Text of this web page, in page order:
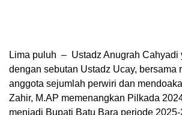
Lima puluh – Ustadz Anugrah Cahyadi
dengan sebutan Ustadz Ucay, bersama
anggota sejumlah perwiri dan
Zahir, M.AP memenangkan Pilkada
menjadi Bupati Batu Bara periode 2025-